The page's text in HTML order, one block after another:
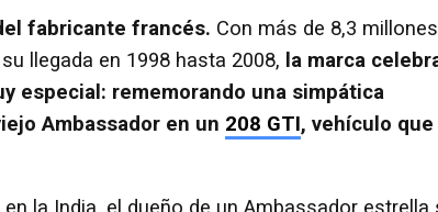
fabricante francés. Con más de 8,3 millones
llegada en 1998 hasta 2008, la marca
especial: rememorando una simpática
Ambassador en un 208 GTI, vehículo que